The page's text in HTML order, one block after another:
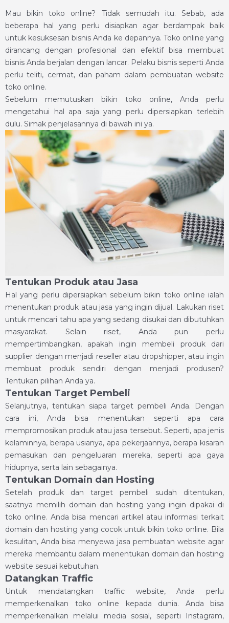
Mau bikin toko online? Tidak semudah itu. Sebab, ada
beberapa hal yang perlu disiapkan agar berdampak baik
untuk kesuksesan bisnis Anda ke depannya. Toko online yang
dirancang dengan profesional dan efektif bisa membuat
bisnis Anda berjalan dengan lancar. Pelaku bisnis seperti Anda
perlu teliti, cermat, dan paham dalam pembuatan website
toko online.
Sebelum memutuskan bikin toko online, Anda perlu
mengetahui hal apa saja yang perlu dipersiapkan terlebih
dulu. Simak penjelasannya di bawah ini ya.
Tentukan Produk atau Jasa
Hal yang perlu dipersiapkan sebelum bikin toko online ialah
menentukan produk atau jasa yang ingin dijual. Lakukan riset
untuk mencari tahu apa yang sedang disukai dan dibutuhkan
masyarakat. Selain riset, Anda pun perlu
mempertimbangkan, apakah ingin membeli produk dari
supplier dengan menjadi reseller atau dropshipper, atau ingin
membuat produk sendiri dengan menjadi produsen?
Tentukan pilihan Anda ya.
Tentukan Target Pembeli
Selanjutnya, tentukan siapa target pembeli Anda. Dengan
cara ini, Anda bisa menentukan seperti apa cara
mempromosikan produk atau jasa tersebut. Seperti, apa jenis
kelaminnya, berapa usianya, apa pekerjaannya, berapa kisaran
pemasukan dan pengeluaran mereka, seperti apa gaya
hidupnya, serta lain sebagainya.
Tentukan Domain dan Hosting
Setelah produk dan target pembeli sudah ditentukan,
saatnya memilih domain dan hosting yang ingin dipakai di
toko online. Anda bisa mencari artikel atau informasi terkait
domain dan hosting yang cocok untuk bikin toko online. Bila
kesulitan, Anda bisa menyewa jasa pembuatan website agar
mereka membantu dalam menentukan domain dan hosting
website sesuai kebutuhan.
Datangkan Traffic
Untuk mendatangkan traffic website, Anda perlu
memperkenalkan toko online kepada dunia. Anda bisa
memperkenalkan melalui media sosial, seperti Instagram,